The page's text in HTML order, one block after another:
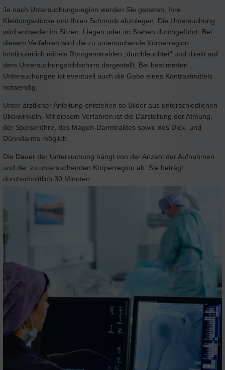
Je nach Untersuchungsregion werden Sie gebeten, Ihre
Kleidungsstücke und Ihren Schmuck abzulegen. Die Untersuchung
wird entweder im Sitzen, Liegen oder im Stehen durchgeführt. Bei
diesem Verfahren wird die zu untersuchende Körperregion
kontinuierlich mittels Röntgenstrahlen „durchleuchtet“ und direkt auf
dem Untersuchungsbildschirm dargestellt. Bei bestimmten
Untersuchungen ist eventuell auch die Gabe eines Kontrastmittels
notwendig.
Unter ärztlicher Anleitung entstehen so Bilder aus unterschiedlichen
Blickwinkeln. Mit diesem Verfahren ist die Darstellung der Atmung,
der Speiseröhre, des Magen-Darmtraktes sowie des Dick- und
Dünndarms möglich.
Die Dauer der Untersuchung hängt von der Anzahl der Aufnahmen
und der zu untersuchenden Körperregion ab. Sie beträgt
durchschnittlich 30 Minuten.